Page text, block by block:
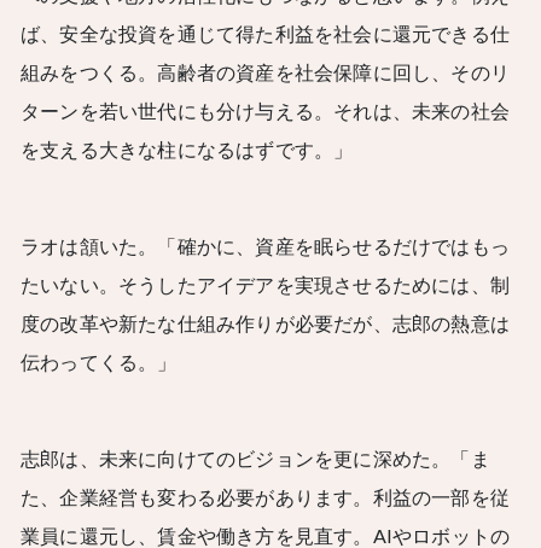
ば、安全な投資を通じて得た利益を社会に還元できる仕
組みをつくる。高齢者の資産を社会保障に回し、そのリ
ターンを若い世代にも分け与える。それは、未来の社会
を支える大きな柱になるはずです。」
ラオは頷いた。「確かに、資産を眠らせるだけではもっ
たいない。そうしたアイデアを実現させるためには、制
度の改革や新たな仕組み作りが必要だが、志郎の熱意は
伝わってくる。」
志郎は、未来に向けてのビジョンを更に深めた。「ま
た、企業経営も変わる必要があります。利益の一部を従
業員に還元し、賃金や働き方を見直す。AIやロボットの